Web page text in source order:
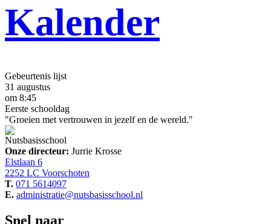
Kalender
Gebeurtenis lijst
31 augustus
om 8:45
Eerste schooldag
"Groeien met vertrouwen in jezelf en de wereld."
Nutsbasisschool
Onze directeur: Jurrie Krosse
Elstlaan 6
2252 LC Voorschoten
T. 071 5614097
E. administratie@nutsbasisschool.nl
Snel naar